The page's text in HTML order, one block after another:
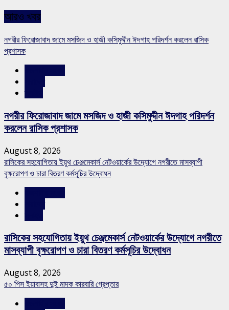
আরও খবর
নগরীর ফিরোজাবাদ জামে মসজিদ ও হাজী কসিমুদ্দীন ঈদগাহ পরিদর্শন করলেন রাসিক
প্রশাসক
নগরীর ফিরোজাবাদ জামে মসজিদ ও হাজী কসিমুদ্দীন ঈদগাহ পরিদর্শন
করলেন রাসিক প্রশাসক
August 8, 2026
রাসিকের সহযোগিতায় ইয়ুথ চেঞ্জমেকার্স নেটওয়ার্কের উদ্যোগে নগরীতে মাসব্যাপী
বৃক্ষরোপণ ও চারা বিতরণ কর্মসূচির উদ্বোধন
রাসিকের সহযোগিতায় ইয়ুথ চেঞ্জমেকার্স নেটওয়ার্কের উদ্যোগে নগরীতে
মাসব্যাপী বৃক্ষরোপণ ও চারা বিতরণ কর্মসূচির উদ্বোধন
August 8, 2026
৫০ পিস ইয়াবাসহ দুই মাদক কারবারি গ্রেপ্তার